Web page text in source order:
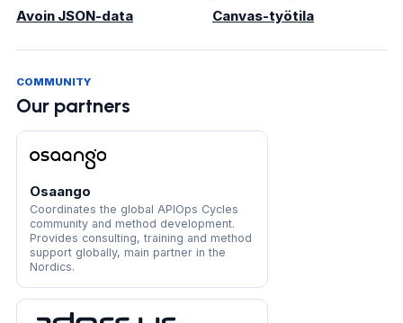
Avoin JSON-data
Canvas-työtila
COMMUNITY
Our partners
Osaango
Coordinates the global APIOps Cycles
community and method development.
Provides consulting, training and method
support globally, main partner in the
Nordics.